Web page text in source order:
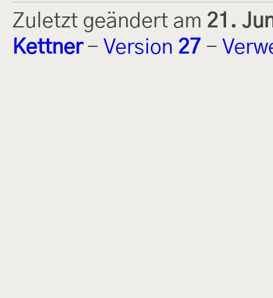
Zuletzt geändert am 21.
Kettner- Version 27 -